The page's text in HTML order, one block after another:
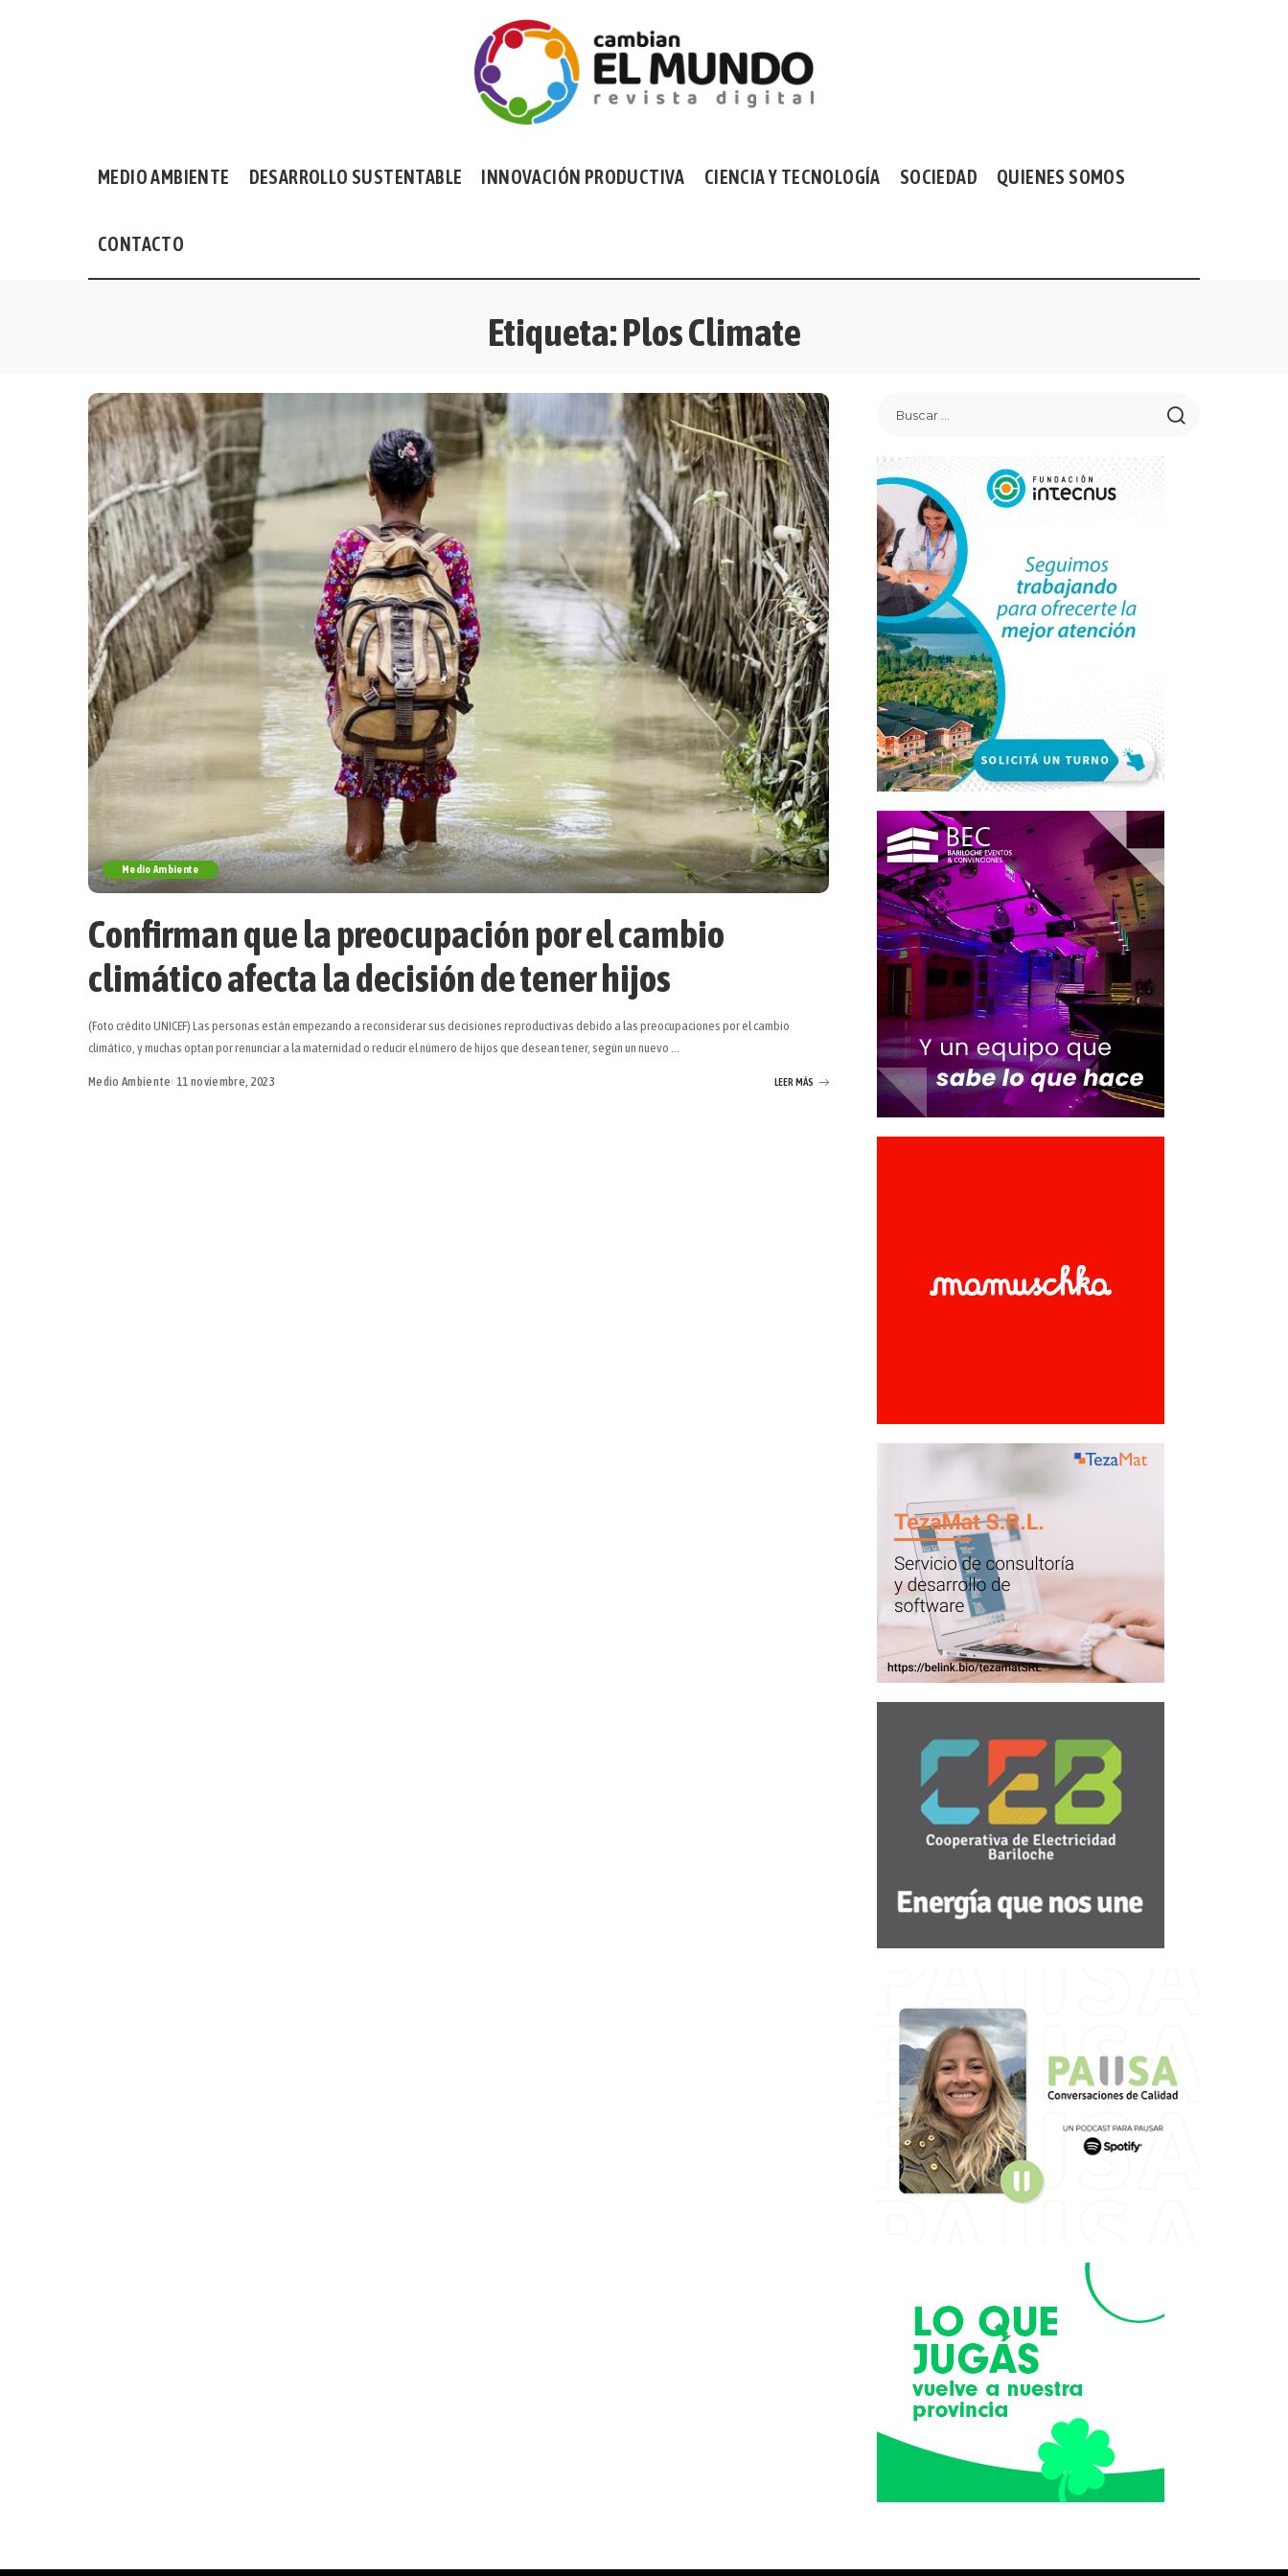
MEDIO AMBIENTE DESARROLLO SUSTENTABLE INNOVACIÓN PRODUCTIVA CIENCIA Y TECNOLOGÍA SOCIEDAD QUIENES SOMOS
CONTACTO
Etiqueta:Plos Climate
Medio Ambiente
Confirman que la preocupación por el cambio
climático afecta la decisión de tener hijos
(Foto crédito UNICEF) Las personas están empezando a reconsiderar sus decisiones reproductivas debido a las preocupaciones por el cambio
climático, y muchas optan por renunciar a la maternidad o reducir el número de hijos que desean tener, según un nuevo ...
Medio Ambiente 11 noviembre, 2023 LEER MÁS